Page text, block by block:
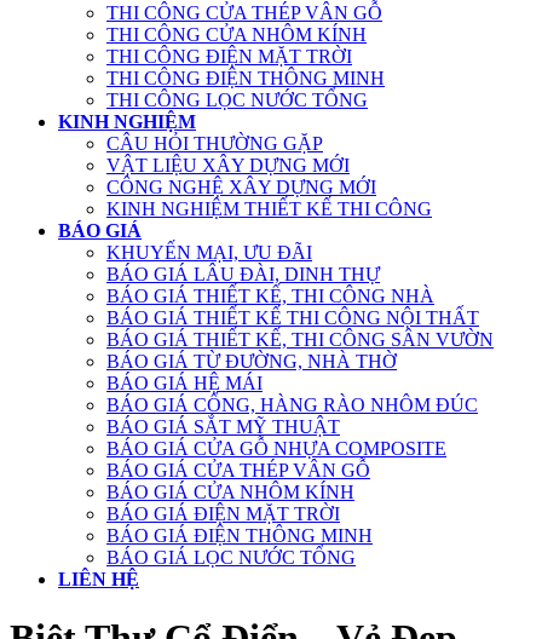
THI CÔNG CỬA THÉP VÂN GỖ
THI CÔNG CỬA NHÔM KÍNH
THI CÔNG ĐIỆN MẶT TRỜI
THI CÔNG ĐIỆN THÔNG MINH
THI CÔNG LỌC NƯỚC TỔNG
KINH NGHIỆM
CÂU HỎI THƯỜNG GẶP
VẬT LIỆU XÂY DỰNG MỚI
CÔNG NGHỆ XÂY DỰNG MỚI
KINH NGHIỆM THIẾT KẾ THI CÔNG
BÁO GIÁ
KHUYẾN MẠI, ƯU ĐÃI
BÁO GIÁ LÂU ĐÀI, DINH THỰ
BÁO GIÁ THIẾT KẾ, THI CÔNG NHÀ
BÁO GIÁ THIẾT KẾ THI CÔNG NỘI THẤT
BÁO GIÁ THIẾT KẾ, THI CÔNG SÂN VƯỜN
BÁO GIÁ TỪ ĐƯỜNG, NHÀ THỜ
BÁO GIÁ HỆ MÁI
BÁO GIÁ CỔNG, HÀNG RÀO NHÔM ĐÚC
BÁO GIÁ SẮT MỸ THUẬT
BÁO GIÁ CỬA GỖ NHỰA COMPOSITE
BÁO GIÁ CỬA THÉP VÂN GỖ
BÁO GIÁ CỬA NHÔM KÍNH
BÁO GIÁ ĐIỆN MẶT TRỜI
BÁO GIÁ ĐIỆN THÔNG MINH
BÁO GIÁ LỌC NƯỚC TỔNG
LIÊN HỆ